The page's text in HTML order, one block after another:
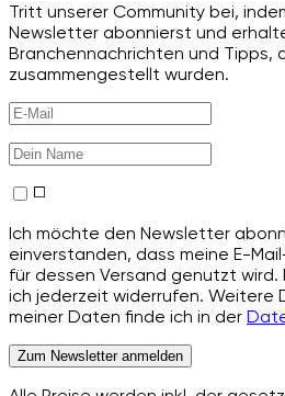
Tritt unserer Community bei,
Newsletter abonnierst und
Branchennachrichten und Tipps,
zusammengestellt wurden.
Ich möchte den Newsletter
einverstanden, dass meine E-
für dessen Versand genutzt wird.
ich jederzeit widerrufen. Weitere
meiner Daten finde ich in der
Zum Newsletter anmelden